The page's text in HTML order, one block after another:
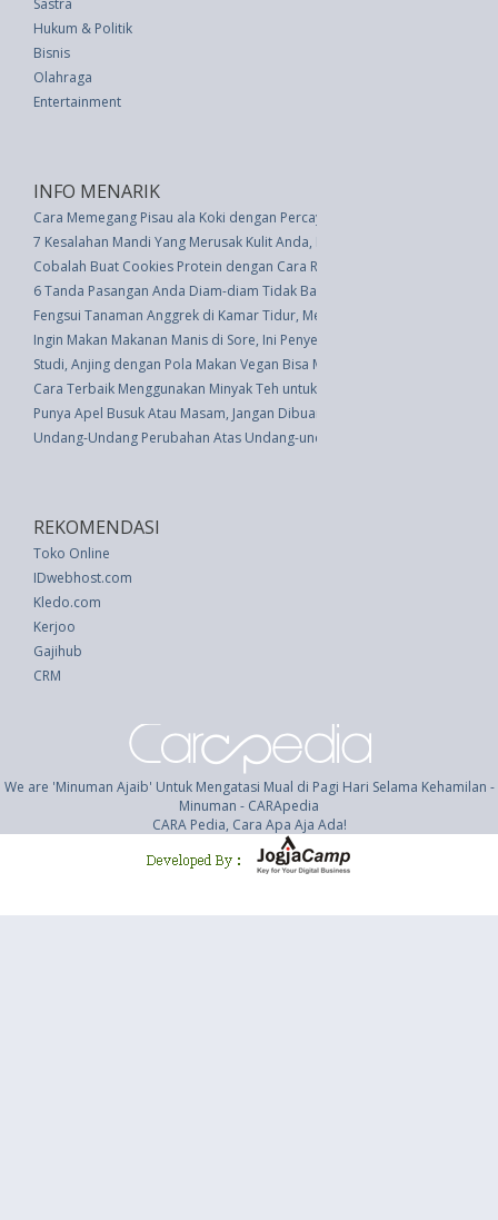
Sastra
Hukum & Politik
Bisnis
Olahraga
Entertainment
INFO MENARIK
Cara Memegang Pisau ala Koki dengan Percaya Diri
7 Kesalahan Mandi Yang Merusak Kulit Anda, Menurut Dermatologists
Cobalah Buat Cookies Protein dengan Cara Resep Anda Sendiri
6 Tanda Pasangan Anda Diam-diam Tidak Bahagia
Fengsui Tanaman Anggrek di Kamar Tidur, Mempererat Hubungan
Ingin Makan Makanan Manis di Sore, Ini Penyebabnya
Studi, Anjing dengan Pola Makan Vegan Bisa Memiliki Kesehatan yang
Cara Terbaik Menggunakan Minyak Teh untuk Jerawat
Punya Apel Busuk Atau Masam, Jangan Dibuang Dulu!
Undang-Undang Perubahan Atas Undang-undang Nomor 47 Tahun
REKOMENDASI
Toko Online
IDwebhost.com
Kledo.com
Kerjoo
Gajihub
CRM
We are 'Minuman Ajaib' Untuk Mengatasi Mual di Pagi Hari Selama Kehamilan -
Minuman - CARApedia
CARA Pedia, Cara Apa Aja Ada!